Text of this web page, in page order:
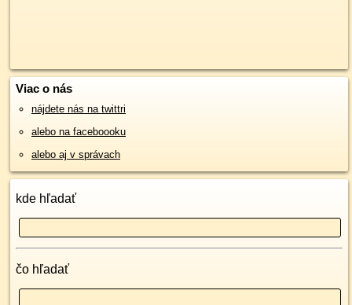
Viac o nás
nájdete nás na twittri
alebo na faceboooku
alebo aj v správach
kde hľadať
čo hľadať